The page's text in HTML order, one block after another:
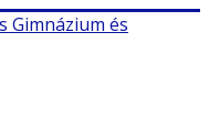
Gimnázium és